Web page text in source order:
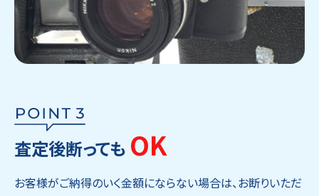
査定後断っても OK
お客様がご納得のいく金額にならない場合は、お断りいただ